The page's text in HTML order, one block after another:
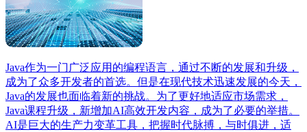
Java作为一门广泛应用的编程语言，通过不断的发展和升级，
成为了众多开发者的首选。但是在现代技术迅速发展的今天，
Java的发展也面临着新的挑战。为了更好地适应市场需求，
Java课程升级，新增加AI高效开发内容，成为了必要的举措。
AI是巨大的生产力变革工具，把握时代脉搏，与时俱进，适